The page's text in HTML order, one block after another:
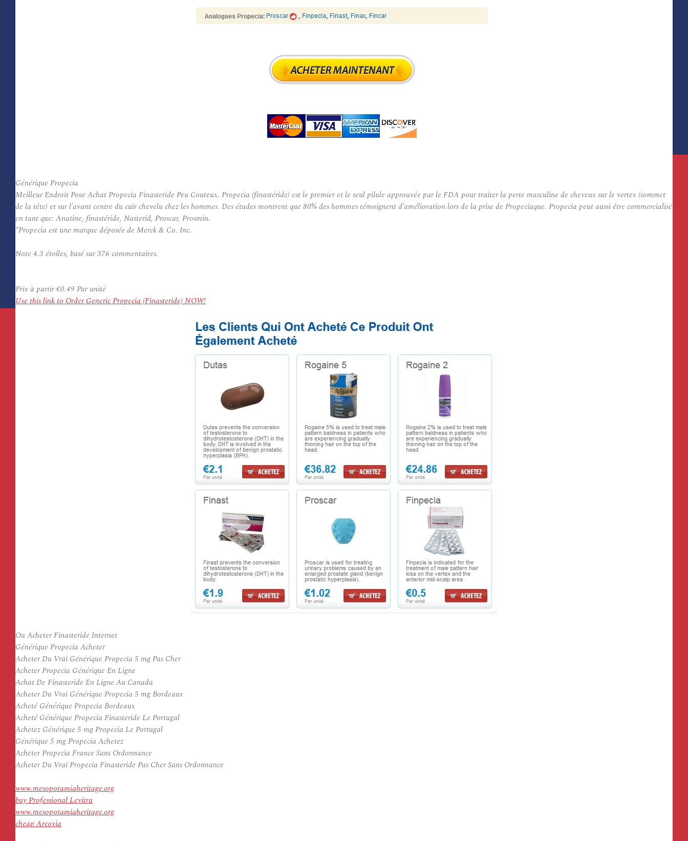
Générique Propecia
Meilleur Endroit Pour Achat Propecia Finasteride Peu Couteux. Propecia (finastéride) est le premier et le seul pilule approuvée par le FDA pour traiter la perte masculine de cheveux sur le vertex (sommet
de la tête) et sur l’avant centre du cuir chevelu chez les hommes. Des études montrent que 80% des hommes témoignent d’amélioration lors de la prise de Propeciaque. Propecia peut aussi être commercialisé
en tant que: Anatine, finastéride, Nasterid, Proscar, Prosmin.
*Propecia est une marque déposée de Merck & Co. Inc.
Note 4.3 étoiles, basé sur376 commentaires.
Prix à partir€0.49 Par unité
Use this link to Order Generic Propecia (Finasteride) NOW!
Ou Acheter Finasteride Internet
Générique Propecia Acheter
Acheter Du Vrai Générique Propecia 5 mg Pas Cher
Acheter Propecia Générique En Ligne
Achat De Finasteride En Ligne Au Canada
Acheter Du Vrai Générique Propecia 5 mg Bordeaux
Acheté Générique Propecia Bordeaux
Acheté Générique Propecia Finasteride Le Portugal
Achetez Générique 5 mg Propecia Le Portugal
Générique 5 mg Propecia Achetez
Acheter Propecia France Sans Ordonnance
Acheter Du Vrai Propecia Finasteride Pas Cher Sans Ordonnance
www.mesopotamiaheritage.org
buy Professional Levitra
www.mesopotamiaheritage.org
cheap Arcoxia